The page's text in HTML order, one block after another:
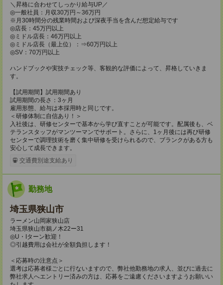
＼昇格に合わせてしっかり給与UP／
◎一般社員：月収30万円～36万円
※⽉30時間分の残業時間および深夜⼿当を含んだ想定給与です
◎店長：45万円以上
◎ミドル店長：46万円以上
◎ミドル店長（最上位）：⇒60万円以上
◎SV：70万円以上
ハンドブックや実技チェック等、客観的な評価によって、昇格していきま
す。
【試用期間】試用期間あり
試用期間の長さ：3ヶ月
雇用形態、給与は本採用時と同じです。
＜研修体制に自信あり！＞
入社後は、研修センターで基本から学び直すことが可能です。配属後も、ベ
テランスタッフがマンツーマンでサポート。さらに、1ヶ月後には再び研修
センターで調理技術を磨く集中研修を受けられるので、ブランクがある方も
安心して成長できます。
交通費別途支給あり
勤務地
埼玉県狭山市
ラーメン山岡家狭山店
埼玉県狭山市鵜ノ木22ー31
◎U・Iターン歓迎！
◎引越費用は会社が全額負担します！
＜応募時の注意点＞
選考は応募者様ごとに行ないますので、弊社他勤務地の求人、並びに過去に
弊社求人へエントリー済みの方は、応募をご遠慮くださいますようお願いい